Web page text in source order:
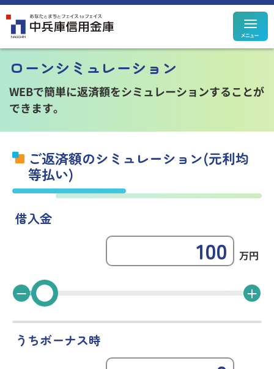
メ
定期預金
定期積金
決済性預金
その他預金
規定集
ローンシミュレーション
住宅ローン
カードローン
個人ローン
その他のサービス
ローンシミュレーション
WEBで簡単に返済額をシミュレーションすることが
できます。
ご返済額のシミュレーション(元利均
等払い)
借入金
万円
うちボーナス時